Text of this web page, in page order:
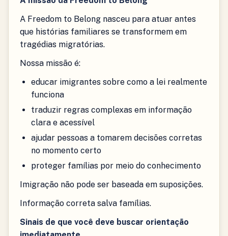
A Freedom to Belong nasceu para atuar antes
que histórias familiares se transformem em
tragédias migratórias.
Nossa missão é:
educar imigrantes sobre como a lei realmente
funciona
traduzir regras complexas em informação
clara e acessível
ajudar pessoas a tomarem decisões corretas
no momento certo
proteger famílias por meio do conhecimento
Imigração não pode ser baseada em suposições.
Informação correta salva famílias.
Sinais de que você deve buscar orientação